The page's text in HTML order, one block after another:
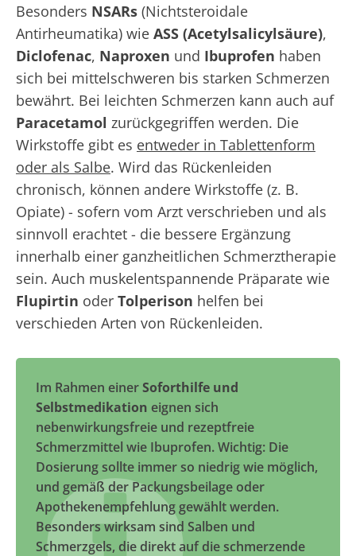
Besonders NSARs (Nichtsteroidale
Antirheumatika) wie ASS (Acetylsalicylsäure),
Diclofenac, Naproxen und Ibuprofen haben
sich bei mittelschweren bis starken Schmerzen
bewährt. Bei leichten Schmerzen kann auch auf
Paracetamol zurückgegriffen werden. Die
Wirkstoffe gibt es entweder in Tablettenform
oder als Salbe. Wird das Rückenleiden
chronisch, können andere Wirkstoffe (z. B.
Opiate) - sofern vom Arzt verschrieben und als
sinnvoll erachtet - die bessere Ergänzung
innerhalb einer ganzheitlichen Schmerztherapie
sein. Auch muskelentspannende Präparate wie
Flupirtin oder Tolperison helfen bei
verschieden Arten von Rückenleiden.
Im Rahmen einerSoforthilfe und
Selbstmedikation eignen sich
nebenwirkungsfreie und rezeptfreie
Schmerzmittel wie Ibuprofen. Wichtig: Die
Dosierung sollte immer so niedrig wie möglich,
und gemäß der Packungsbeilage oder
Apothekenempfehlung gewählt werden.
Besonders wirksam sind Salben und
Schmerzgels, die direkt auf die schmerzende